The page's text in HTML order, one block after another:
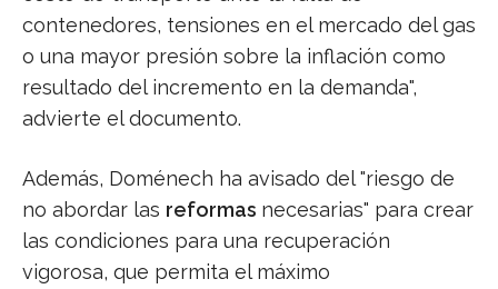
contenedores, tensiones en el mercado del gas
o una mayor presión sobre la inflación como
resultado del incremento en la demanda",
advierte el documento.
Además, Doménech ha avisado del "riesgo de
no abordar las reformas necesarias" para crear
las condiciones para una recuperación
vigorosa, que permita el máximo